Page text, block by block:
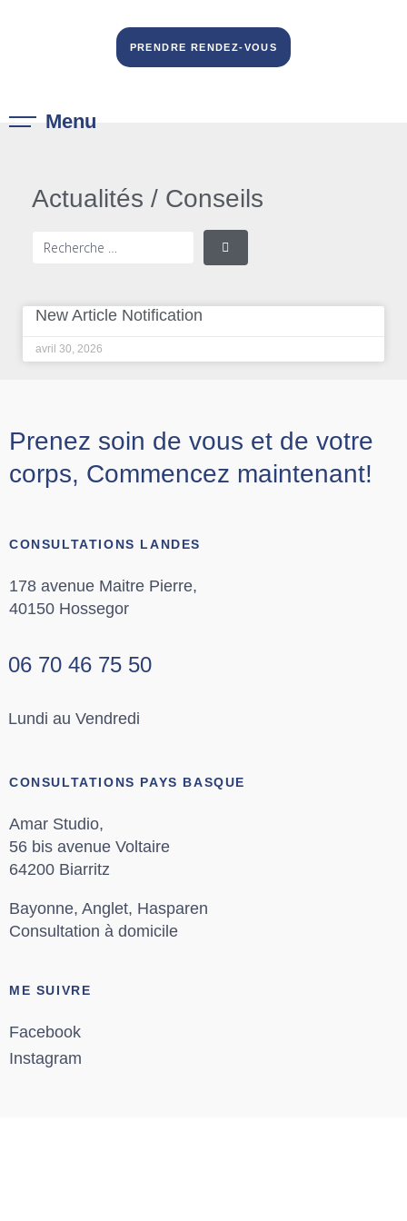
Menu
PRENDRE RENDEZ-VOUS
Actualités / Conseils
New Article Notification
avril 30, 2026
Prenez soin de vous et de votre
corps, Commencez maintenant!
CONSULTATIONS LANDES
178 avenue Maitre Pierre,
40150 Hossegor
06 70 46 75 50
Lundi au Vendredi
CONSULTATIONS PAYS BASQUE
Amar Studio,
56 bis avenue Voltaire
64200 Biarritz
Bayonne, Anglet, Hasparen
Consultation à domicile
ME SUIVRE
Facebook
Instagram